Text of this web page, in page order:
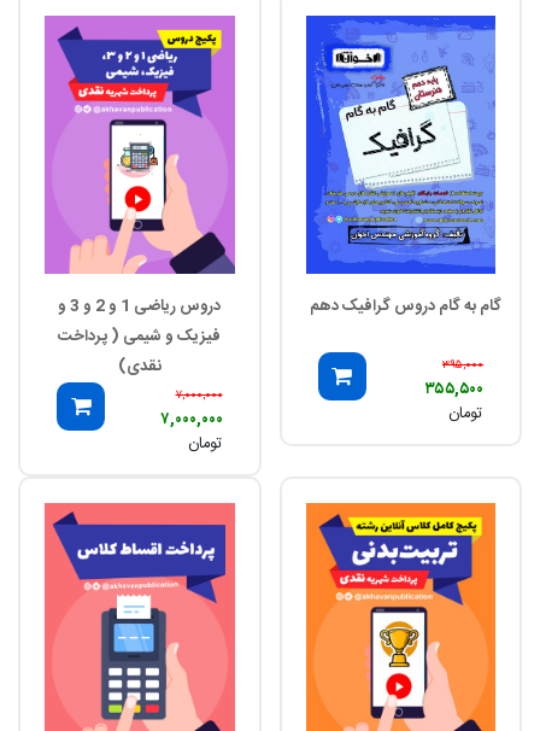
گام به گام دروس گرافیک دهم
۳۹۵,۰۰۰
۳۵۵,۵۰۰
تومان
دروس ریاضی 1 و 2 و 3 و
فیزیک و شیمی ( پرداخت
نقدی)
۷,۰۰۰,۰۰۰
۷,۰۰۰,۰۰۰
تومان